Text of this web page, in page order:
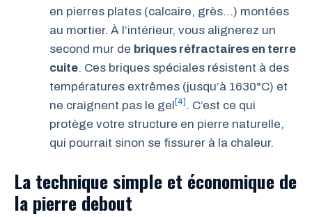
en pierres plates (calcaire, grès…) montées
au mortier. À l’intérieur, vous alignerez un
second mur de briques réfractaires en terre
cuite. Ces briques spéciales résistent à des
températures extrêmes (jusqu’à 1630°C) et
ne craignent pas le gel [4] . C’est ce qui
protège votre structure en pierre naturelle,
qui pourrait sinon se fissurer à la chaleur.
La technique simple et économique de
la pierre debout